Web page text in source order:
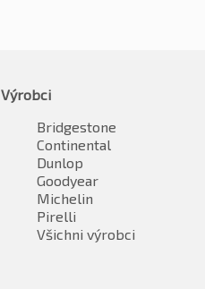
Výrobci
Bridgestone
Continental
Dunlop
Goodyear
Michelin
Pirelli
Všichni výrobci